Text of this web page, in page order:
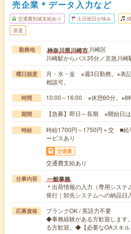
売企業＊データ入力など
交通費別途支給あり 土日祝日が休み
派遣
勤務地 神奈川県川崎市 川崎区
川崎駅からバス35分／京急川
曜日頻度
月・水・金 ※週3日勤務。※表
相談可。
時間 10:00～16:00 ※休憩60分。※8
期間 【急募】即日～長期 ※開始日
時給
時給1700円～1750円＋交 ■給
ービスあり
交通費
交通費支給あり
仕事内容 一般事務
＊出荷情報の入力（専用シス
発行｜卸先システムへの納品
応募資格
ブランクOK / 英語力不要
◆事務経験がある方歓迎します
る方歓迎。◆【必要なOAスキ